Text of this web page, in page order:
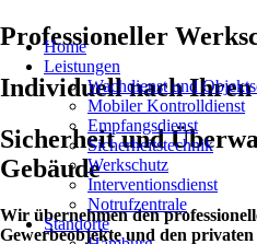
Home
Leistungen
Wachdienst und
Mobiler Kontrolldienst
Empfangsdienst
Sicherheitstechnik
Werkschutz
Interventionsdienst
Notrufzentrale
Standorte
Professioneller
Individuell nach Ihren
Sicherheit und
Gebäude
Wir übernehmen den
Gewerbeobjekte und den